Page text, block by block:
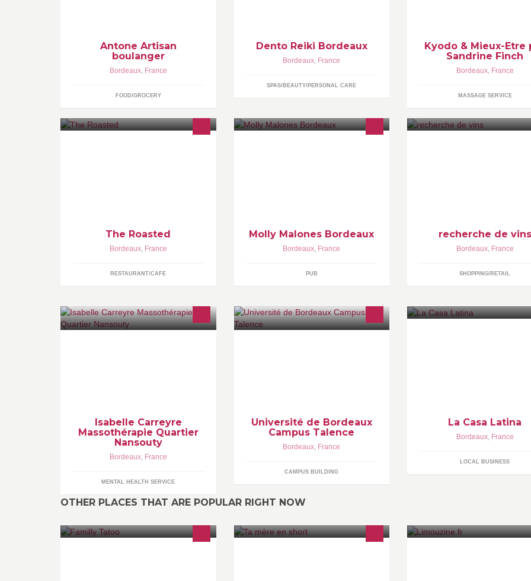
Antone Artisan
boulanger
Bordeaux, France
FOOD/GROCERY
Dento Reiki Bordeaux
Bordeaux, France
SPAS/BEAUTY/PERSONAL CARE
Kyodo & Mieux-Etre
Sandrine Finch
Bordeaux, France
MASSAGE SERVICE
The Roasted
Bordeaux, France
RESTAURANT/CAFE
Molly Malones Bordeaux
Bordeaux, France
PUB
recherche de vins
Bordeaux, France
SHOPPING/RETAIL
Isabelle Carreyre
Massothérapie Quartier
Nansouty
Bordeaux, France
MENTAL HEALTH SERVICE
Université de Bordeaux
Campus Talence
Bordeaux, France
CAMPUS BUILDING
La Casa Latina
Bordeaux, France
LOCAL BUSINESS
OTHER PLACES THAT ARE POPULAR RIGHT NOW